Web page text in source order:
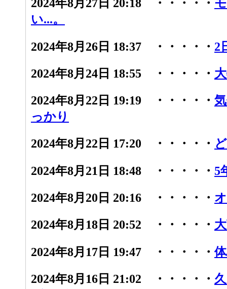
2024年8月27日 20:18 ・・・・・
い...。
2024年8月26日 18:37 ・・・・・ 2
2024年8月24日 18:55 ・・・・・
2024年8月22日 19:19 ・・・・・
っかり
2024年8月22日 17:20 ・・・・・
2024年8月21日 18:48 ・・・・・ 5
2024年8月20日 20:16 ・・・・・
2024年8月18日 20:52 ・・・・・
2024年8月17日 19:47 ・・・・・
2024年8月16日 21:02 ・・・・・